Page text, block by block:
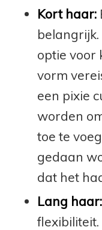
Kort haar:
optie voor
vorm
een pixie
worden
toe te
gedaan
dat het
Lang haar: